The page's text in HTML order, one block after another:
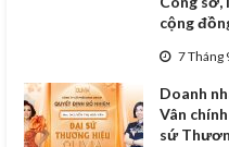
cộng
7 Tháng
Doanh
Vân
sứ